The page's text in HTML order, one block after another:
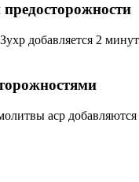
добавляется 2
аср